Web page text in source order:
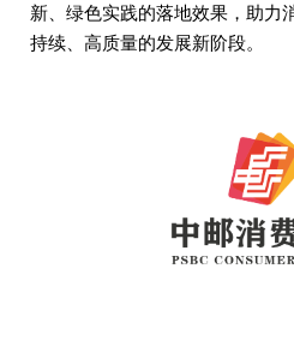
新、绿色实践的落地效果，助力
持续、高质量的发展新阶段。